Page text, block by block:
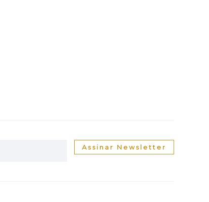
Assinar Newsletter